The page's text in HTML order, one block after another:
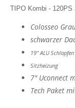
TIPO Kombi - 120PS
Colosseo
schwarzer
19" ALU Schlapfen
Sitzheizung
7" Uconnect
Tech Paket